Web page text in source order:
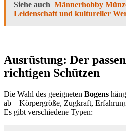
Siehe auch Männerhobby
Leidenschaft und kultureller
Ausrüstung: Der
richtigen Schützen
Die Wahl des geeigneten Bogens
ab – Körpergröße, Zugkraft,
Es gibt verschiedene Typen: